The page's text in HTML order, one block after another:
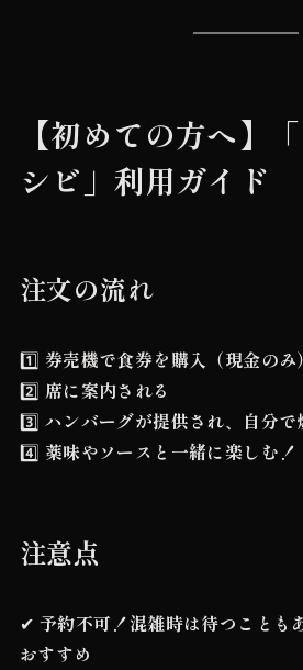
【初めての方へ】
シビ」利用ガイド
注文の流れ
1️⃣ 券売機で食券を購入（現金のみ）
2️⃣ 席に案内される
3️⃣ ハンバーグが提供され、自分で
4️⃣ 薬味やソースと一緒に楽しむ！
注意点
✔ 予約不可！混雑時は待つことも
おすすめ